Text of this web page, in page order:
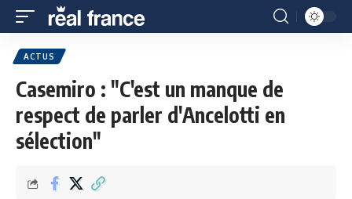
ACTUS
Casemiro : "C'est un manque de
respect de parler d'Ancelotti en
sélection"